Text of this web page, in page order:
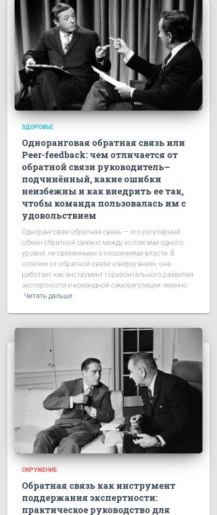
ЗДОРОВЬЕ
Одноранговая обратная связь или
Peer-feedback: чем отличается от
обратной связи руководитель–
подчинённый, какие ошибки
неизбежны и как внедрить ее так,
чтобы команда пользовалась им с
удовольствием
Одноранговая обратная связь — это регулярный
обмен обратной связью между коллегами одного
уровня, не связанными отношениями власти. В
отличие от обратной связи «сверху вниз», она
работает как инструмент горизонтального развития
экспертности и командной саморегуляции: именно
Читать дальше
ОКРУЖЕНИЕ
Обратная связь как инструмент
поддержания экспертности:
практическое руководство для